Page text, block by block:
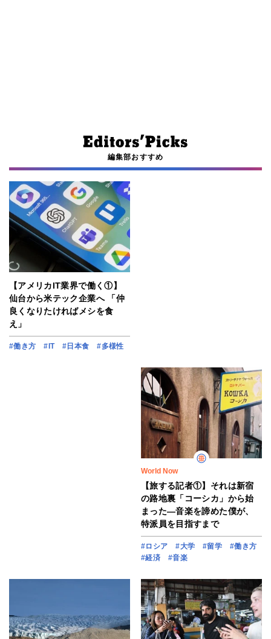
編集部おすすめ
【アメリカIT業界で働く①】
仙台から米テック企業へ 「仲
良くなりたければメシを食
え」
#働き方 #IT #日本食 #多様性
World Now
【旅する記者①】それは新宿
の路地裏「コーシカ」から始
まった―音楽を諦めた僕が、
特派員を目指すまで
#ロシア #大学 #留学
#働き方
#経済
#音楽